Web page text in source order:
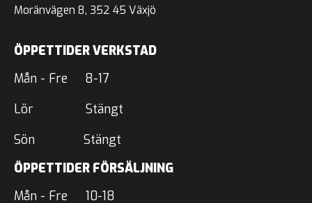
Moränvägen 8, 352 45 Växjö
ÖPPETTIDER VERKSTAD
Mån - Fre 8-17
Lör Stängt
Sön Stängt
ÖPPETTIDER FÖRSÄLJNING
Mån - Fre 10-18